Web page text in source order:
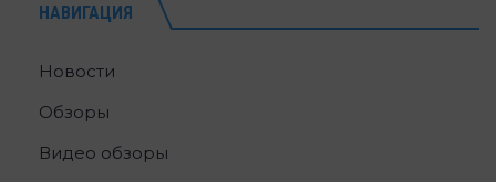
НАВИГАЦИЯ
Новости
Обзоры
Видео обзоры